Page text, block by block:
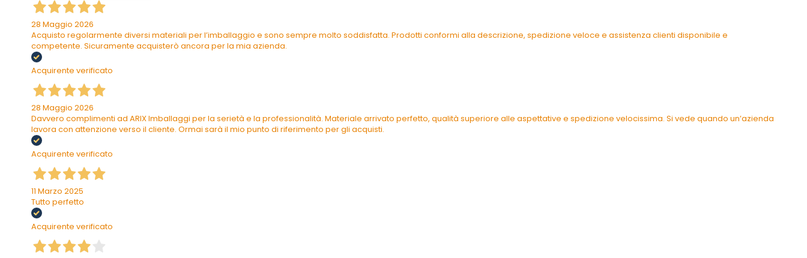
28 Maggio 2026
Acquisto regolarmente diversi materiali per l’imballaggio e sono sempre molto soddisfatta. Prodotti conformi alla descrizione, spedizione veloce e assistenza clienti disponibile e
competente. Sicuramente acquisterò ancora per la mia azienda.
Acquirente verificato
28 Maggio 2026
Davvero complimenti ad ARIX Imballaggi per la serietà e la professionalità. Materiale arrivato perfetto, qualità superiore alle aspettative e spedizione velocissima. Si vede quando un’azienda
lavora con attenzione verso il cliente. Ormai sarà il mio punto di riferimento per gli acquisti.
Acquirente verificato
11 Marzo 2025
Tutto perfetto
Acquirente verificato